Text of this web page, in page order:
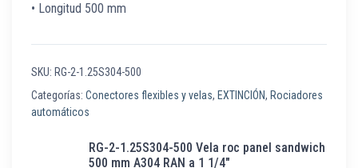
• Longitud 500 mm
SKU: RG-2-1.25S304-500
Categorías: Conectores flexibles y velas, EXTINCIÓN, Rociadores
automáticos
RG-2-1.25S304-500 Vela roc panel sandwich
500 mm A304 RAN a 1 1/4″